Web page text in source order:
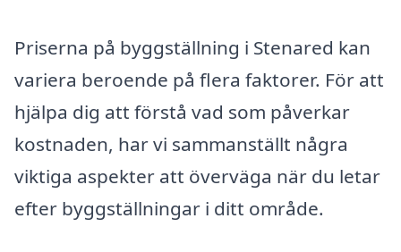
Priserna på byggställning i Stenared kan
variera beroende på flera faktorer. För att
hjälpa dig att förstå vad som påverkar
kostnaden, har vi sammanställt några
viktiga aspekter att överväga när du letar
efter byggställningar i ditt område.